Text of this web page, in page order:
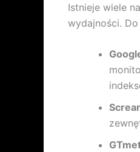
Istnieje wiele
wydajności.